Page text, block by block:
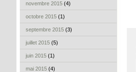
novembre 2015 (4)
octobre 2015 (1)
septembre 2015 (3)
juillet 2015 (5)
juin 2015 (1)
mai 2015 (4)